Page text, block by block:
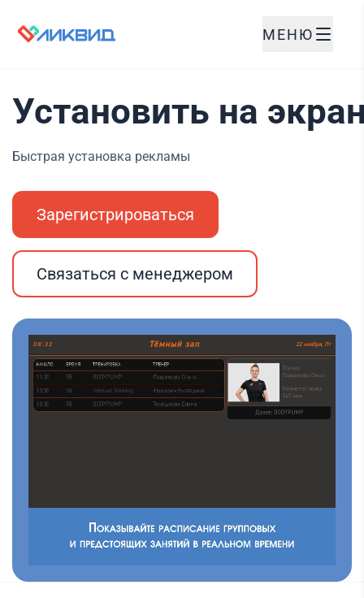
МЕНЮ
Установить на
Быстрая установка рекламы
Зарегистрироваться
Связаться с менеджером